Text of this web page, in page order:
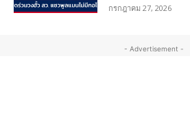
กรกฎาคม 27, 2026
- Advertisement -